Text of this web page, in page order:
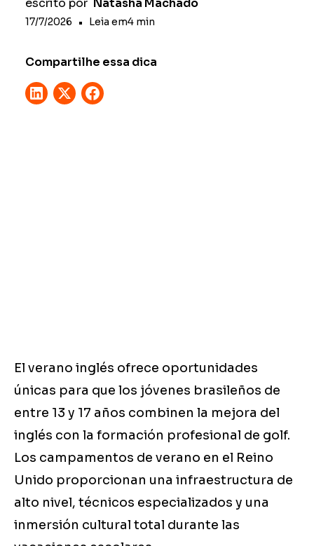
escrito por Natasha Machado
17/7/2026 • Leia em4 min
Compartilhe essa dica
El verano inglés ofrece oportunidades
únicas para que los jóvenes brasileños de
entre 13 y 17 años combinen la mejora del
inglés con la formación profesional de golf.
Los campamentos de verano en el Reino
Unido proporcionan una infraestructura de
alto nivel, técnicos especializados y una
inmersión cultural total durante las